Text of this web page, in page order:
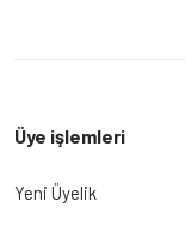
Üye işlemleri
Yeni Üyelik